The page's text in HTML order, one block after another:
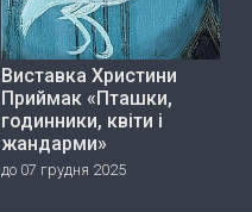
Виставка Христини
Приймак «Пташки,
годинники, квіти і
жандарми»
до 07 грудня 2025